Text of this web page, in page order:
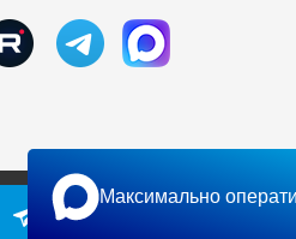
Максимально